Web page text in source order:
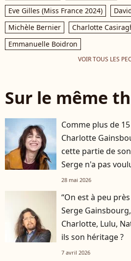
Eve Gilles (Miss France 2024)
Michèle Bernier
Charlotte
Emmanuelle Boidron
VOIR TOUS LES
Sur le même
Comme plus de
Charlotte
cette partie de
Serge n'a pas
28 mai 2026
“On est à peu
Serge
Charlotte, Lulu,
ils son héritage ?
7 avril 2026